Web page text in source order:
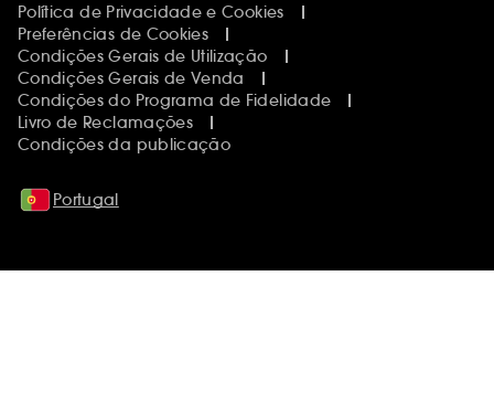
Política de Privacidade e Cookies
Preferências de Cookies
Condições Gerais de Utilização
Condições Gerais de Venda
Condições do Programa de Fidelidade
Livro de Reclamações
Condições da publicação
Portugal